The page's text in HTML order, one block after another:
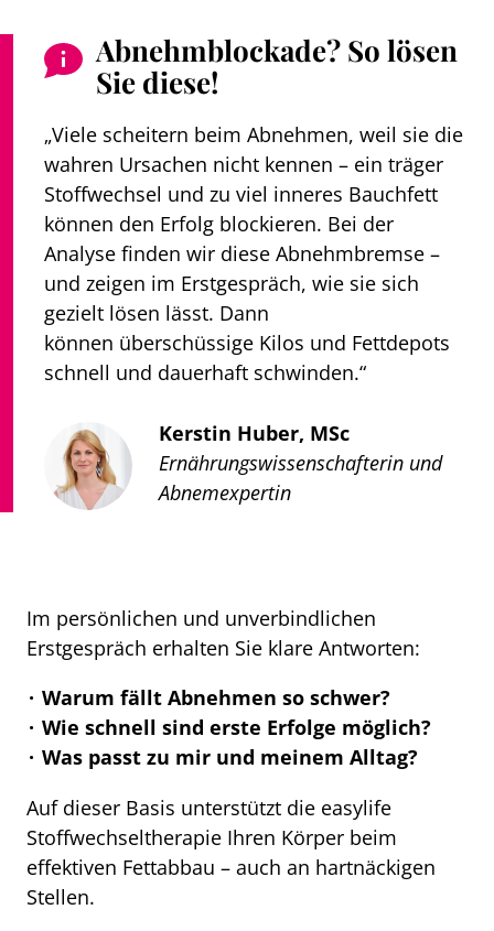
Abnehmblockade? So lösen
Sie diese!
„Viele scheitern beim Abnehmen, weil sie die
wahren Ursachen nicht kennen – ein träger
Stoffwechsel und zu viel inneres Bauchfett
können den Erfolg blockieren. Bei der
Analyse finden wir diese Abnehmbremse –
und zeigen im Erstgespräch, wie sie sich
gezielt lösen lässt. Dann
können überschüssige Kilos und Fettdepots
schnell und dauerhaft schwinden.“
Kerstin Huber, MSc
Ernährungswissenschafterin und
Abnemexpertin
Im persönlichen und unverbindlichen
Erstgespräch erhalten Sie klare Antworten:
Warum fällt Abnehmen so schwer?
Wie schnell sind erste Erfolge möglich?
Was passt zu mir und meinem Alltag?
Auf dieser Basis unterstützt die easylife
Stoffwechseltherapie Ihren Körper beim
effektiven Fettabbau – auch an hartnäckigen
Stellen.